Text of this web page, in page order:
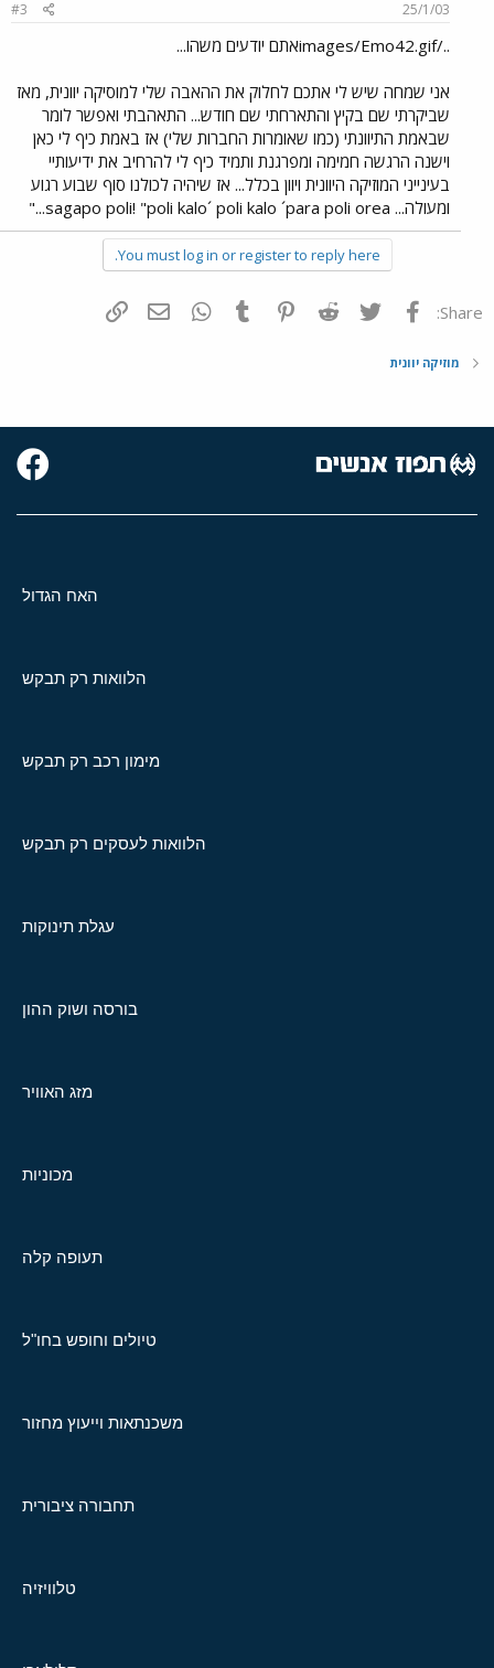
25/1/03
#3
../images/Emo42.gifאתם יודעים משהו...
אני שמחה שיש לי אתכם לחלוק את ההאבה שלי למוסיקה יוונית, מאז
שביקרתי שם בקיץ והתארחתי שם חודש... התאהבתי ואפשר לומר
שבאמת התיוונתי (כמו שאומרות החברות שלי) אז באמת כיף לי כאן
וישנה הרגשה חמימה ומפרגנת ותמיד כיף לי להרחיב את ידיעותיי
בעינייני המוזיקה היוונית ויוון בכלל... אז שיהיה לכולנו סוף שבוע רגוע
ומעולה... sagapo poli! "poli kalo´ poli kalo ´para poli orea..."
You must log in or register to reply here.
Share: פייסבוק Twitter
Reddit
Pinterest
Tumblr
WhatsAppדואר אלקטרוני
מוזיקה יוונית
האח הגדול
הלוואות רק תבקש
מימון רכב רק תבקש
הלוואות לעסקים רק תבקש
עגלת תינוקות
בורסה ושוק ההון
מזג האוויר
מכוניות
תעופה קלה
טיולים וחופש בחו"ל
משכנתאות וייעוץ מחזור
תחבורה ציבורית
טלוויזיה